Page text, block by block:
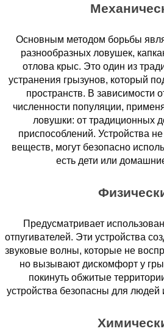
Основным методом борьбы
разнообразных ловушек,
отлова крыс. Это один из
устранения грызунов, который
пространств. В зависимости
численности популяции,
ловушки: от традиционных
приспособлений. Устройства
веществ, могут безопасно
есть дети или
Предусматривает
отпугивателей. Эти устройства
звуковые волны, которые не
но вызывают дискомфорт у
покинуть обжитые
устройства безопасны для